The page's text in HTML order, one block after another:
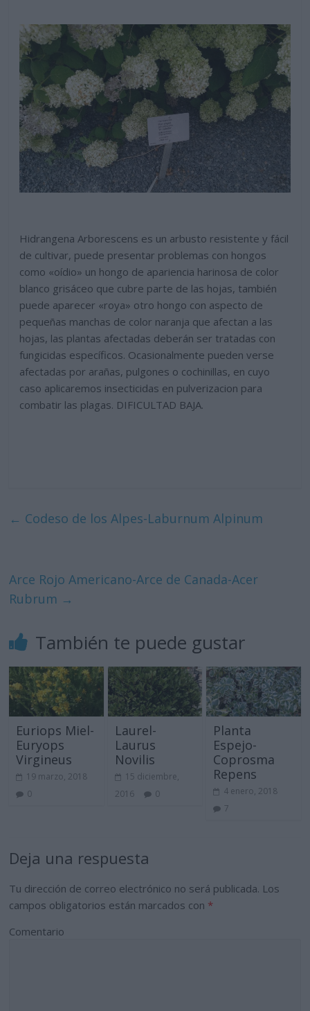
Hidrangena Arborescens es un arbusto resistente y fácil
de cultivar, puede presentar problemas con hongos
como «oídio» un hongo de apariencia harinosa de color
blanco grisáceo que cubre parte de las hojas, también
puede aparecer «roya» otro hongo con aspecto de
pequeñas manchas de color naranja que afectan a las
hojas, las plantas afectadas deberán ser tratadas con
fungicidas específicos. Ocasionalmente pueden verse
afectadas por arañas, pulgones o cochinillas, en cuyo
caso aplicaremos insecticidas en pulverizacion para
combatir las plagas. DIFICULTAD BAJA.
← Codeso de los Alpes-Laburnum Alpinum
Arce Rojo Americano-Arce de Canada-Acer
Rubrum →
También te puede gustar
Euriops Miel-
Euryops
Virgineus
19 marzo, 2018
0
Laurel-
Laurus
Novilis
15 diciembre,
2016
0
Planta
Espejo-
Coprosma
Repens
4 enero, 2018
7
Deja una respuesta
Tu dirección de correo electrónico no será publicada. Los
campos obligatorios están marcados con *
Comentario